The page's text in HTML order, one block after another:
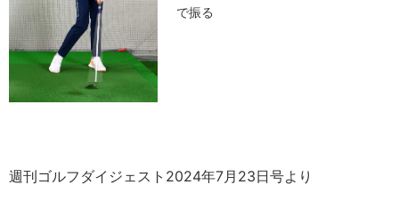
で振る
週刊ゴルフダイジェスト2024年7月23日号より